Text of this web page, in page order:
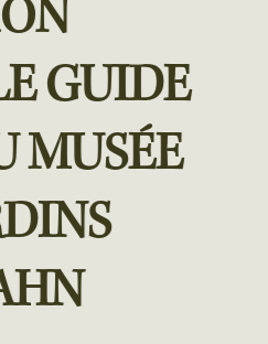
GUIDE
MUSÉE